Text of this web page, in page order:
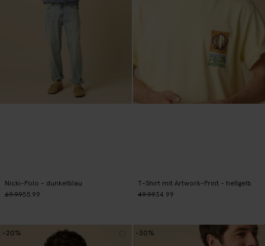
Nicki-Polo - dunkelblau
69.9955.99
T-Shirt mit Artwork-Print - hellgelb
49.9934.99
-20% -30%